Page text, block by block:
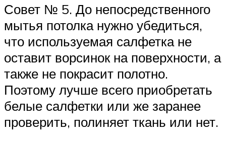
Совет № 5. До непосредственного
мытья потолка нужно убедиться,
что используемая салфетка не
оставит ворсинок на поверхности, а
также не покрасит полотно.
Поэтому лучше всего приобретать
белые салфетки или же заранее
проверить, полиняет ткань или нет.